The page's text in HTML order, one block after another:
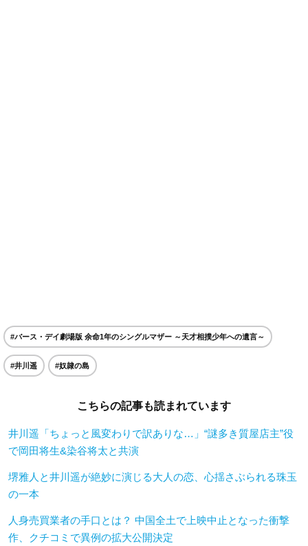
#バース・デイ劇場版 余命1年のシングルマザー ～天才相撲少年への遺言～
#井川遥 #奴隷の島
こちらの記事も読まれています
井川遥「ちょっと風変わりで訳ありな…」“謎多き質屋店主”役
で岡田将生&染谷将太と共演
堺雅人と井川遥が絶妙に演じる大人の恋、心揺さぶられる珠玉
の一本
人身売買業者の手口とは？ 中国全土で上映中止となった衝撃
作、クチコミで異例の拡大公開決定